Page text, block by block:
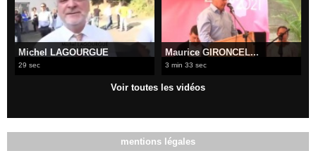
Michel LAGOURGUE
29 sec
Maurice GIRONCEL...
3 min 33 sec
Voir toutes les vidéos
mentions légales